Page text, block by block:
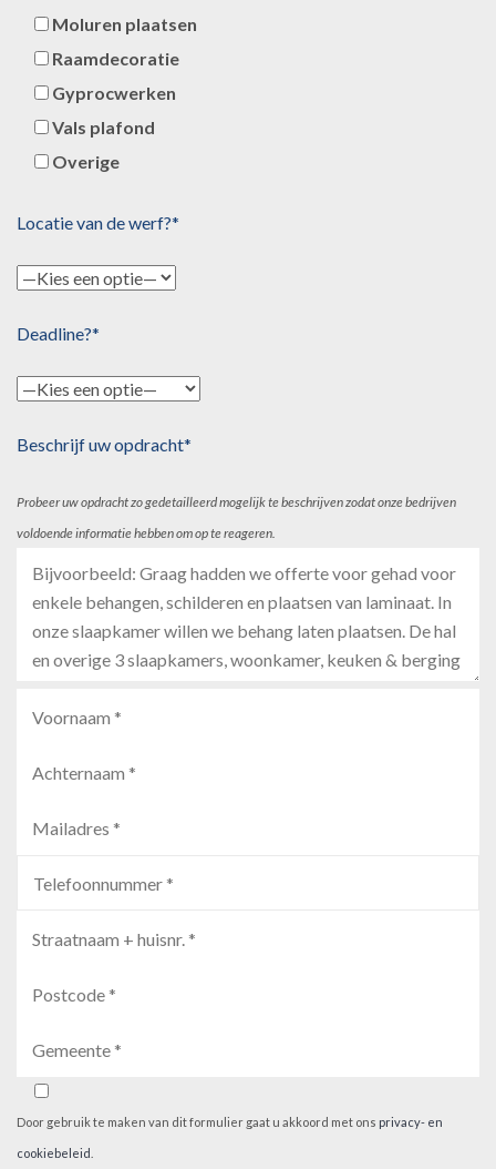
Moluren plaatsen
Raamdecoratie
Gyprocwerken
Vals plafond
Overige
Locatie van de werf?*
Deadline?*
Beschrijf uw opdracht*
Probeer uw opdracht zo gedetailleerd mogelijk te beschrijven zodat onze bedrijven
voldoende informatie hebben om op te reageren.
Door gebruik te maken van dit formulier gaat u akkoord met ons privacy- en
cookiebeleid